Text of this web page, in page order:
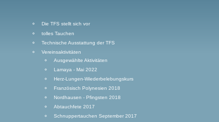
Die TFS stellt sich vor
tolles Tauchen
Technische Ausstattung der TFS
Vereinsaktivitäten
Ausgewählte Aktivitäten
Lamaya - Mai 2022
Herz-Lungen-Wiederbelebungskurs
Französisch Polynesien 2018
Nordhausen - Pfingsten 2018
Abtauchfete 2017
Schnuppertauchen September 2017